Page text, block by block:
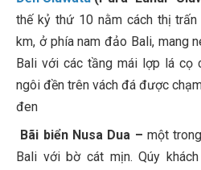
thế kỷ thứ 10 nằm cách thị
km, ở phía nam đảo Bali, mang
Bali với các tầng mái lợp lá cọ
ngôi đền trên vách đá được
đen
Bãi biển Nusa Dua – một
Bali với bờ cát mịn. Qúy